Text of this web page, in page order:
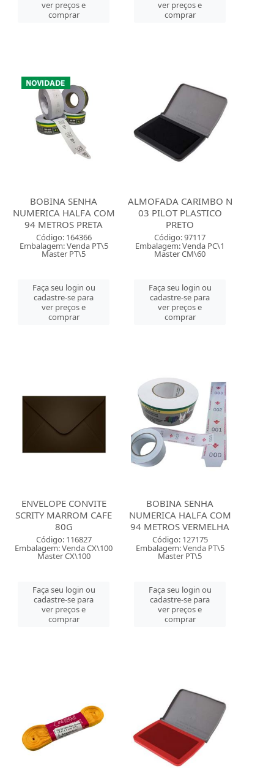
ver preços e
comprar
ver preços e
comprar
BOBINA SENHA
NUMERICA HALFA COM
94 METROS PRETA
Código: 164366
Embalagem: Venda PT\5
Master PT\5
Faça seu login ou
cadastre-se para
ver preços e
comprar
ALMOFADA CARIMBO N
03 PILOT PLASTICO
PRETO
Código: 97117
Embalagem: Venda PC\1
Master CM\60
Faça seu login ou
cadastre-se para
ver preços e
comprar
ENVELOPE CONVITE
SCRITY MARROM CAFE
80G
Código: 116827
Embalagem: Venda CX\100
Master CX\100
Faça seu login ou
cadastre-se para
ver preços e
comprar
BOBINA SENHA
NUMERICA HALFA COM
94 METROS VERMELHA
Código: 127175
Embalagem: Venda PT\5
Master PT\5
Faça seu login ou
cadastre-se para
ver preços e
comprar